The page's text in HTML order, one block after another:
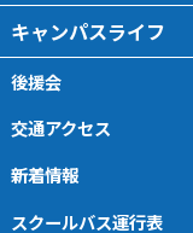
キャンパスライフ
後援会
交通アクセス
新着情報
スクールバス運行表